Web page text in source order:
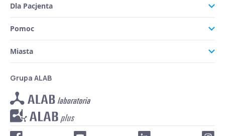
Dla Pacjenta
Pomoc
Miasta
Grupa ALAB